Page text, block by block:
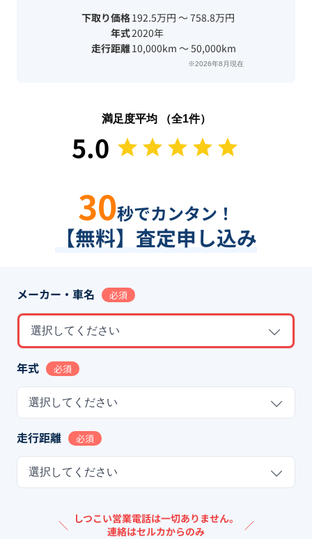
下取り価格192.5万円 〜 758.8万円
年式2020年
走行距離10,000km 〜 50,000km
※2026年8月現在
満足度平均 （全1件）
5.0
30秒でカンタン！
【無料】査定申し込み
メーカー・車名 必須
選択してください
年式 必須
選択してください
走行距離 必須
選択してください
＼ しつこい営業電話は一切ありません。
連絡はセルカからのみ
／